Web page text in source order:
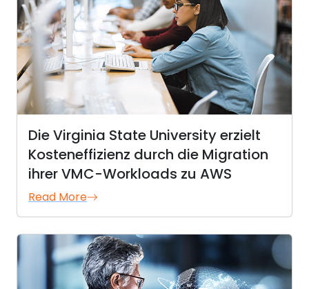
Die Virginia State University erzielt
Kosteneffizienz durch die Migration
ihrer VMC-Workloads zu AWS
Read More